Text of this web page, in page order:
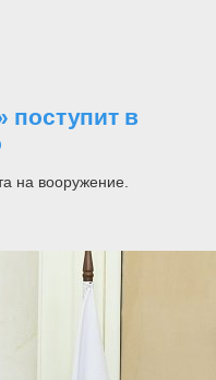
поступит в
на вооружение.